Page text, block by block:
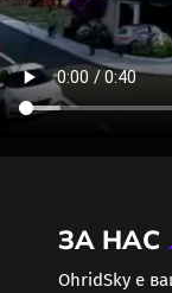
ЗА НАС
ОhridSky е